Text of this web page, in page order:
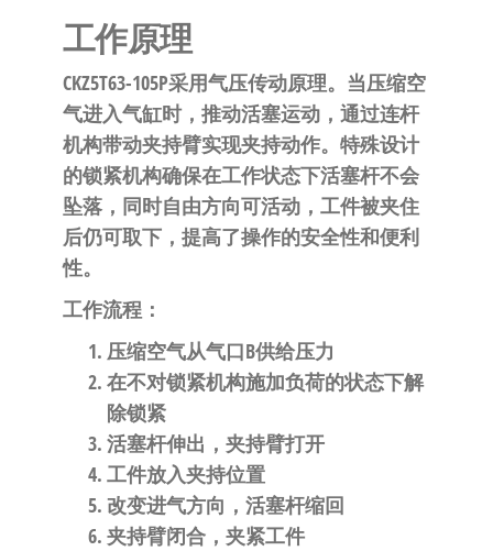
工作原理
CKZ5T63-105P采用气压传动原理。当压缩空
气进入气缸时，推动活塞运动，通过连杆
机构带动夹持臂实现夹持动作。特殊设计
的锁紧机构确保在工作状态下活塞杆不会
坠落，同时自由方向可活动，工件被夹住
后仍可取下，提高了操作的安全性和便利
性。
工作流程：
压缩空气从气口B供给压力
在不对锁紧机构施加负荷的状态下解
除锁紧
活塞杆伸出，夹持臂打开
工件放入夹持位置
改变进气方向，活塞杆缩回
夹持臂闭合，夹紧工件